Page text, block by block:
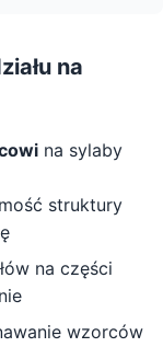
na
na sylaby
struktury
na części
wzorców